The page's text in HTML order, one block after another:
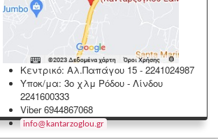
Κεντρικό: Αλ.Παπάγου 15 -2241024987
Υποκ/μα: 3ο χλμ Ρόδου - Λίνδου
2241600333
Viber 6944867068
info@ kantarzoglou.gr